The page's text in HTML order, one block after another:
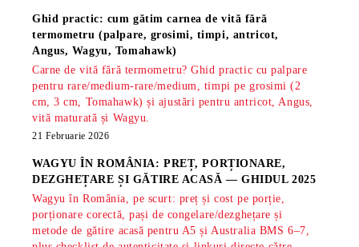
Ghid practic: cum gătim carnea de vită fără
termometru (palpare, grosimi, timpi, antricot,
Angus, Wagyu, Tomahawk)
Carne de vită fără termometru? Ghid practic cu palpare
pentru rare/medium-rare/medium, timpi pe grosimi (2
cm, 3 cm, Tomahawk) și ajustări pentru antricot, Angus,
vită maturată și Wagyu.
21 Februarie 2026
WAGYU ÎN ROMÂNIA: PREȚ, PORȚIONARE,
DEZGHEȚARE ȘI GĂTIRE ACASĂ — GHIDUL 2025
Wagyu în România, pe scurt: preț și cost pe porție,
porționare corectă, pași de congelare/dezghețare și
metode de gătire acasă pentru A5 și Australia BMS 6–7,